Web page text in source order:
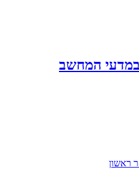
במדעי המחשב
ראשון